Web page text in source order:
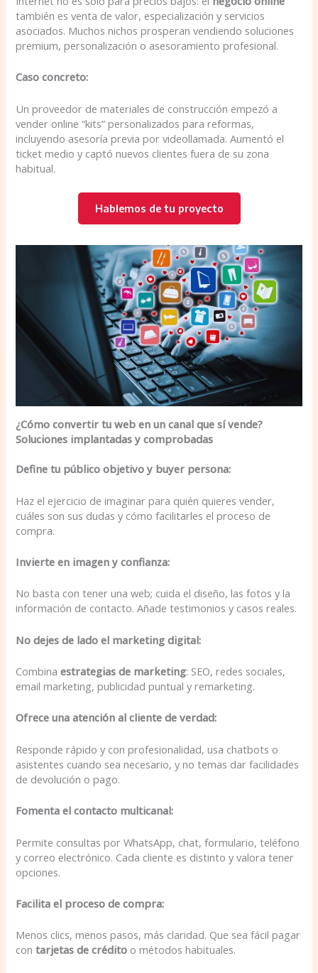
también es venta de valor, especialización y servicios
asociados. Muchos nichos prosperan vendiendo soluciones
premium, personalización o asesoramiento profesional.
Caso concreto:
Un proveedor de materiales de construcción empezó a
vender online “kits” personalizados para reformas,
incluyendo asesoría previa por videollamada. Aumentó el
ticket medio y captó nuevos clientes fuera de su zona
habitual.
Hablemos de tu proyecto
¿Cómo convertir tu web en un canal que sí vende?
Soluciones implantadas y comprobadas
Define tu público objetivo y buyer persona:
Haz el ejercicio de imaginar para quién quieres vender,
cuáles son sus dudas y cómo facilitarles el proceso de
compra.
Invierte en imagen y confianza:
No basta con tener una web; cuida el diseño, las fotos y la
información de contacto. Añade testimonios y casos reales.
No dejes de lado el marketing digital:
Combinaestrategias de marketing: SEO, redes sociales,
email marketing, publicidad puntual y remarketing.
Ofrece una atención al cliente de verdad:
Responde rápido y con profesionalidad, usa chatbots o
asistentes cuando sea necesario, y no temas dar facilidades
de devolución o pago.
Fomenta el contacto multicanal:
Permite consultas por WhatsApp, chat, formulario, teléfono
y correo electrónico. Cada cliente es distinto y valora tener
opciones.
Facilita el proceso de compra:
Menos clics, menos pasos, más claridad. Que sea fácil pagar
contarjetas de crédito o métodos habituales.